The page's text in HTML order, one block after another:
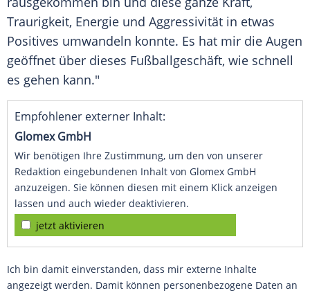
Traurigkeit, Energie und Aggressivität in etwas
Positives umwandeln konnte. Es hat mir die Augen
geöffnet über dieses Fußballgeschäft, wie schnell
es gehen kann."
Empfohlener externer Inhalt:
Glomex GmbH
Wir benötigen Ihre Zustimmung, um den von unserer
Redaktion eingebundenen Inhalt von Glomex GmbH
anzuzeigen. Sie können diesen mit einem Klick anzeigen
lassen und auch wieder deaktivieren.
jetzt aktivieren
Ich bin damit einverstanden, dass mir externe Inhalte
angezeigt werden. Damit können personenbezogene Daten an